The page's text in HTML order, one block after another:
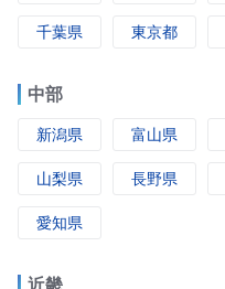
千葉県 東京都
中部
新潟県 富山県
山梨県 長野県
愛知県